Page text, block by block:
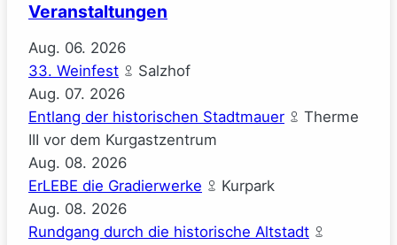
Veranstaltungen
Aug. 06. 2026
33. Weinfest
Salzhof
Aug. 07. 2026
Entlang der historischen Stadtmauer
Therme
III vor dem Kurgastzentrum
Aug. 08. 2026
ErLEBE die Gradierwerke
Kurpark
Aug. 08. 2026
Rundgang durch die historische Altstadt